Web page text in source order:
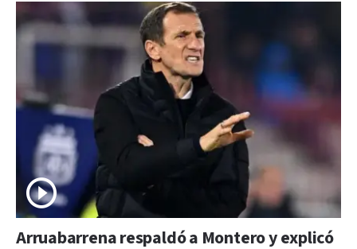
Arruabarrena respaldó a Montero y explicó